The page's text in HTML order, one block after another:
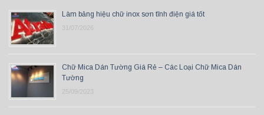
Làm bảng hiệu chữ inox sơn tĩnh điện giá tốt
31/07/2026
Chữ Mica Dán Tường Giá Rẻ – Các Loại Chữ Mica Dán
Tường
25/09/2023